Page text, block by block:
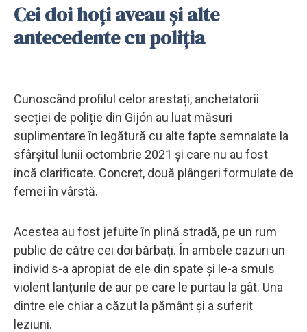
Cei doi hoți aveau și alte
antecedente cu poliția
Cunoscând profilul celor arestați, anchetatorii
secției de poliție din Gijón au luat măsuri
suplimentare în legătură cu alte fapte semnalate la
sfârșitul lunii octombrie 2021 și care nu au fost
încă clarificate. Concret, două plângeri formulate de
femei în vârstă.
Acestea au fost jefuite în plină stradă, pe un rum
public de către cei doi bărbați. În ambele cazuri un
individ s-a apropiat de ele din spate și le-a smuls
violent lanțurile de aur pe care le purtau la gât. Una
dintre ele chiar a căzut la pământ și a suferit
leziuni.